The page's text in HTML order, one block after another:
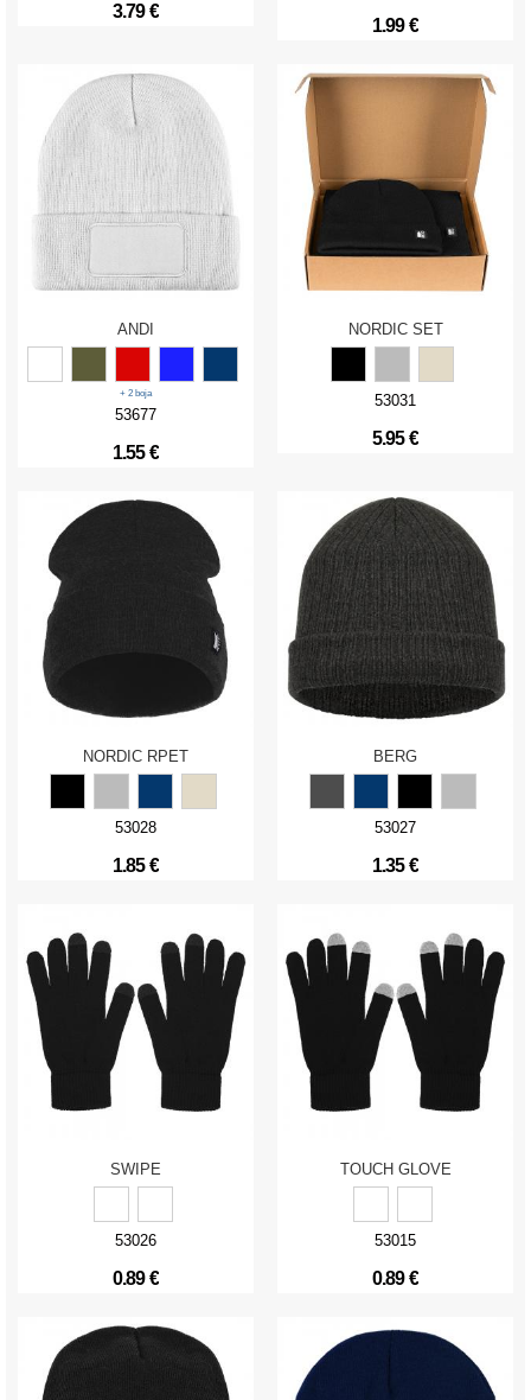
3.79 €
1.99 €
ANDI
+ 2 boja
53677
1.55 €
NORDIC SET
53031
5.95 €
NORDIC RPET
53028
1.85 €
BERG
53027
1.35 €
SWIPE
53026
0.89 €
TOUCH GLOVE
53015
0.89 €